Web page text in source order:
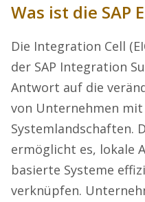
Was ist die SAP
Die Integration Cell
der SAP Integration
Antwort auf die
von Unternehmen
Systemlandschaften.
ermöglicht es, lokale
basierte Systeme
verknüpfen.